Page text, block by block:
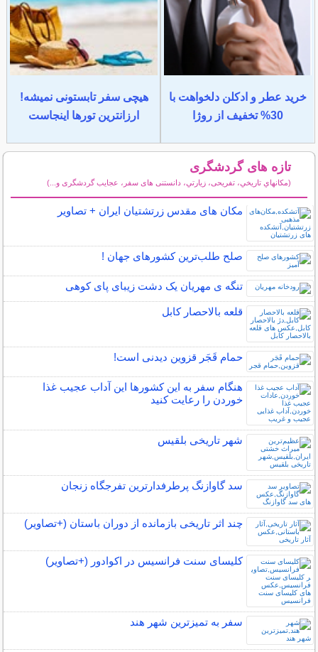
خرید عطر و ادکلن دلخواهت با
30% تخفیف از روژا
هیچی سفر تابستونی نمیشه!
ارزانترین تورها اینجاست
تازه های گردشگری
(مكانهاي تاريخي، تفریحی، زيارتي، دانستنی های سفر، عجایب گردشگری و...)
مکان‌ های مقدس زرتشتیان ایران + تصاویر
صلح‌ طلب‌ترین کشورهای جهان !
تنگه ی مهریان یک دشت زیبای پای کوهی
قلعه بالاحصار کابل
حمام قَجَر قزوین دیدنی است!
هنگام سفر به این کشورها این آداب عجیب غذا
خوردن را رعایت کنید
شهر تاریخی بلقیس
سد گاوازنگ پرطرفدارترین تفرجگاه زنجان
چند اثر تاریخی بازمانده از دوران باستان (+تصاویر)
کلیسای سنت فرانسیس در اکوادور (+تصاویر)
سفر به تمیزترین شهر هند